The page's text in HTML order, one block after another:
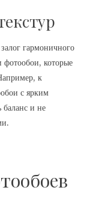
гармоничного
фотообои, которые
к
с ярким
и не